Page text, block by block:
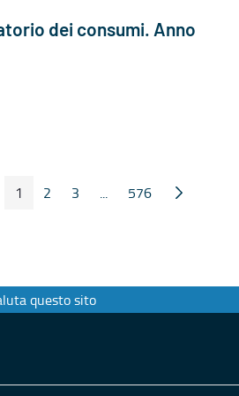
dei consumi. Anno
Precedente
Pagina
1 Pagina
2 Pagina
3 ...
Pagine intermedie
Pagina
576 Pagina
questo sito